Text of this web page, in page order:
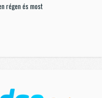
régen és most